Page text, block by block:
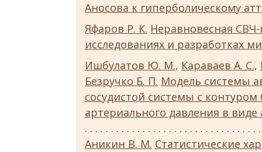
Аносова к гиперболическому
Яфаров Р. К. Неравновесная
исследованиях и разработках
Ишбулатов Ю. М., Караваев А. С.,
Безручко Б. П. Модель системы
сосудистой системы с
артериального давления в
Аникин В. М. Статистические